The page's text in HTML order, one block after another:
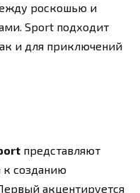
роскошью и
Sport подходит
и для приключений
представляют
к созданию
акцентируется